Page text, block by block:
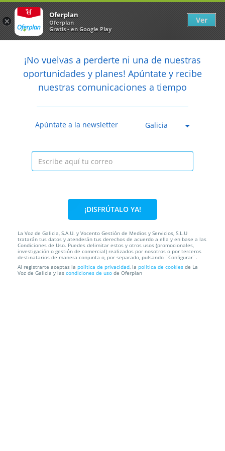

Caducada
Anterior
Blanqueamiento dental con luz led. Regala a tu
Clínica Odontológica Iglesias & Piñón Avda. Habana, 54 bajo 5,
32003. Ourense
Localización
arrow_back Newsletter
¡No vuelvas a perderte ni una de nuestras
oportunidades y planes! Apúntate y recibe
nuestras comunicaciones a tiempo
Apúntate a la newsletter Galicia
¡DISFRÚTALO YA!
La Voz de Galicia, S.A.U. y Vocento Gestión de Medios y Servicios, S.L.U
tratarán tus datos y atenderán tus derechos de acuerdo a ella y en base a las
Condiciones de Uso. Puedes delimitar estos y otros usos (promocionales,
investigación o gestión de comercial) realizados por nosotros o por terceros
destinatarios de manera conjunta o, por separado, pulsando ¨Configurar¨.
Al registrarte aceptas la política de privacidad, la política de cookies de La
Voz de Galicia y las condiciones de uso de Oferplan
×
Oferplan
Oferplan
Gratis - en Google Play
Ver